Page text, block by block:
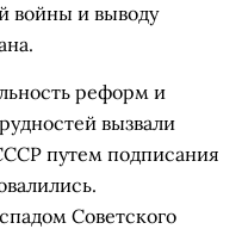
войны и выводу
реформ и
вызвали
путем подписания
Советского